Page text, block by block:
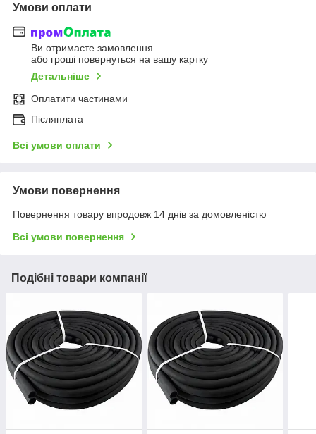
Умови оплати
Ви отримаєте замовлення
або гроші повернуться на вашу картку
Детальніше
Оплатити частинами
Післяплата
Всі умови оплати
Умови повернення
Повернення товару впродовж 14 днів за домовленістю
Всі умови повернення
Подібні товари компанії